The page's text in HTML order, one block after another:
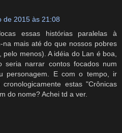
de 2015 às 21:08
essas histórias paralelas à
na mais até do que nossos pobres
pelo menos). A idéia do Lan é boa,
seria narrar contos focados num
personagem. E com o tempo, ir
estas "Crônicas
do nome? Achei td a ver.